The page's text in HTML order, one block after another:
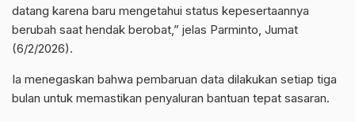
datang karena baru mengetahui status kepesertaannya
berubah saat hendak berobat,” jelas Parminto, Jumat
(6/2/2026).
Ia menegaskan bahwa pembaruan data dilakukan setiap tiga
bulan untuk memastikan penyaluran bantuan tepat sasaran.